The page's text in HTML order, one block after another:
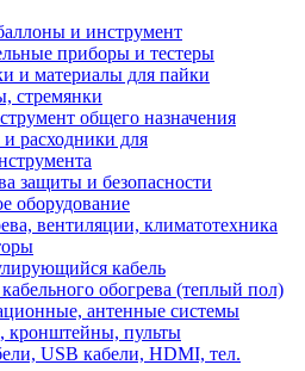
и инструмент
приборы и тестеры
и материалы для пайки
стремянки
общего назначения
расходники для
защиты и безопасности
оборудование
вентиляции, климатотехника
кабель
обогрева (теплый пол)
антенные системы
кронштейны, пульты
USB кабели, HDMI, тел.